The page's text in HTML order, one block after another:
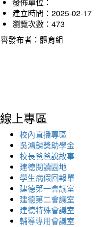
建立時間：2025-02-17
瀏覽次數：473
發布者：體育組
線上專區
校內直播專區
吳鴻麟獎助學金
校長爸爸說故事
建德閱讀園地
學生病假回報單
建德第一會議室
建德第二會議室
建德特殊會議室
輔導專用會議室